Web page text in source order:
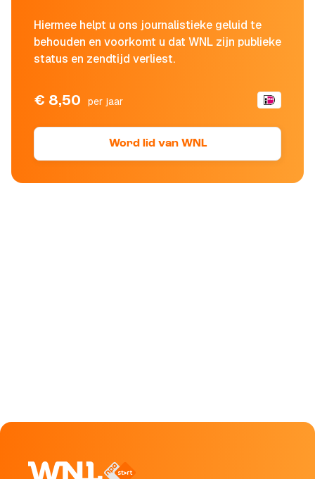
Hiermee helpt u ons journalistieke geluid te
behouden en voorkomt u dat WNL zijn publieke
status en zendtijd verliest.
€ 8,50 per jaar
Word lid van WNL